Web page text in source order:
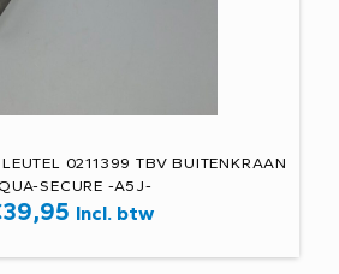
0211399 TBV BUITENKRAAN
SECURE -A5J-
39,95 Incl. btw